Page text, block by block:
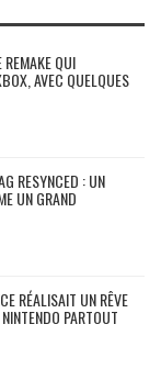
QUI
AVEC QUELQUES
RESYNCED : UN
UN GRAND
RÉALISAIT UN RÊVE
PARTOUT